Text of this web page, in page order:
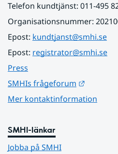
Telefon kundtjänst: 011-495
Organisationsnummer:
Epost: kundtjanst@smhi.se
Epost: registrator@smhi.se
Press
SMHIs frågeforum
Mer kontaktinformation
SMHI-länkar
Jobba på SMHI